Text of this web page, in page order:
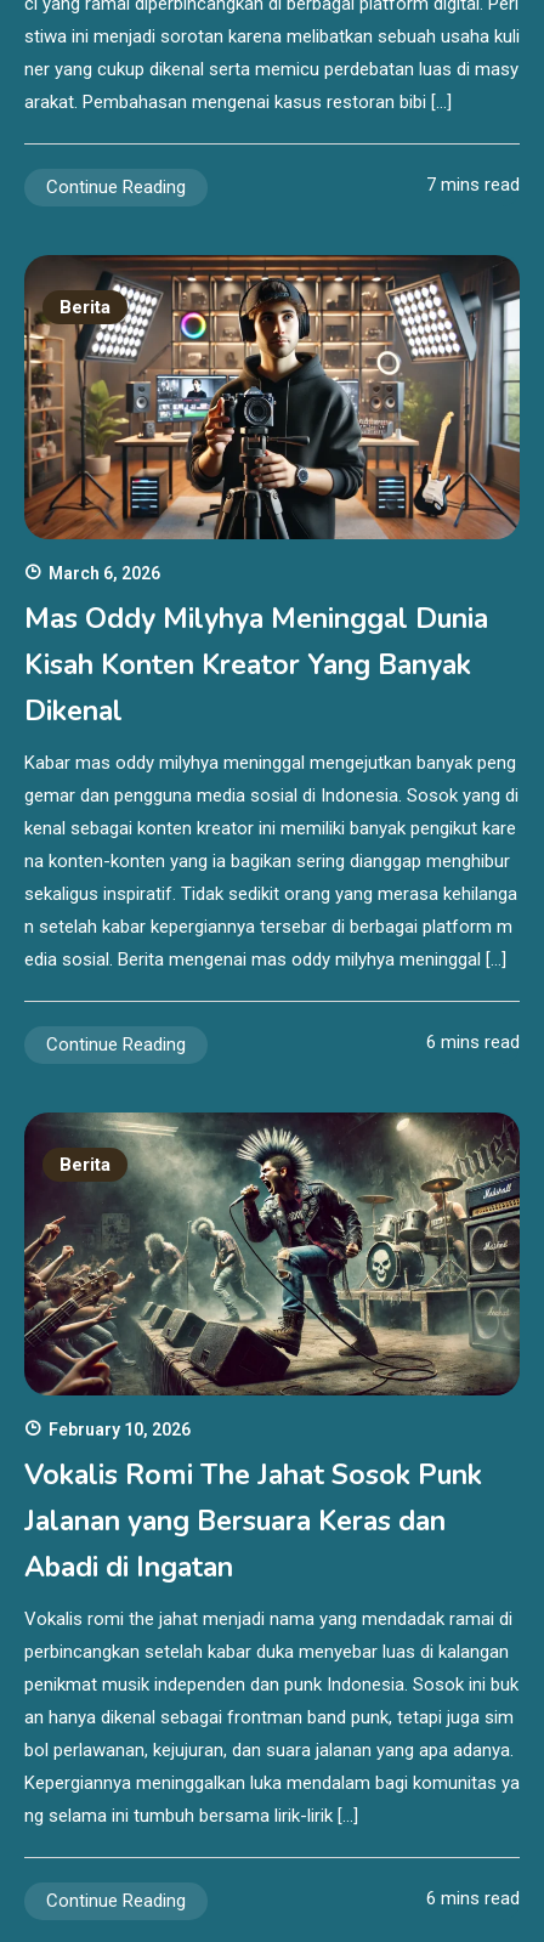
stiwa ini menjadi sorotan karena melibatkan sebuah usaha kuli
ner yang cukup dikenal serta memicu perdebatan luas di masy
arakat. Pembahasan mengenai kasus restoran bibi […]
Continue Reading 7 mins read
Berita
March 6, 2026
Mas Oddy Milyhya Meninggal Dunia
Kisah Konten Kreator Yang Banyak
Dikenal
Kabar mas oddy milyhya meninggal mengejutkan banyak peng
gemar dan pengguna media sosial di Indonesia. Sosok yang di
kenal sebagai konten kreator ini memiliki banyak pengikut kare
na konten-konten yang ia bagikan sering dianggap menghibur
sekaligus inspiratif. Tidak sedikit orang yang merasa kehilanga
n setelah kabar kepergiannya tersebar di berbagai platform m
edia sosial. Berita mengenai mas oddy milyhya meninggal […]
Continue Reading 6 mins read
Berita
February 10, 2026
Vokalis Romi The Jahat Sosok Punk
Jalanan yang Bersuara Keras dan
Abadi di Ingatan
Vokalis romi the jahat menjadi nama yang mendadak ramai di
perbincangkan setelah kabar duka menyebar luas di kalangan
penikmat musik independen dan punk Indonesia. Sosok ini buk
an hanya dikenal sebagai frontman band punk, tetapi juga sim
bol perlawanan, kejujuran, dan suara jalanan yang apa adanya.
Kepergiannya meninggalkan luka mendalam bagi komunitas ya
ng selama ini tumbuh bersama lirik-lirik […]
Continue Reading 6 mins read